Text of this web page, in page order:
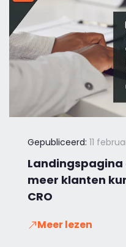
Gepubliceerd: 11
meer klanten
CRO
Meer lezen